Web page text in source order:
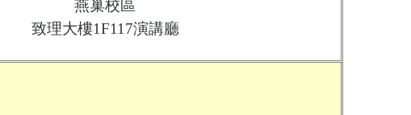
燕巢校區
致理大樓1F117演講廳